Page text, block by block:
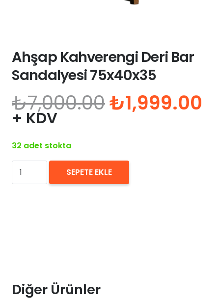
Ahşap Kahverengi Deri Bar
Sandalyesi 75x40x35
₺7,000.00Orijinal
fiyat:
₺1,999.00
+ KDV
32 adet stokta
Ahşap
Kahverengi
SEPETE EKLE
Diğer Ürünler